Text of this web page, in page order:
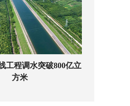
工程调水突破800亿立
方米